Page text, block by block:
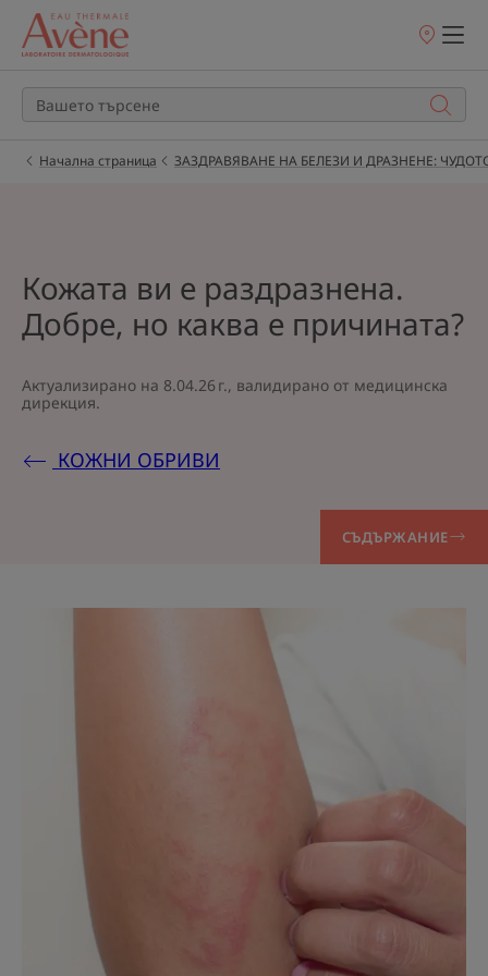
Точки
Начална страница ЗАЗДРАВЯВАНЕ НА БЕЛЕЗИ И ДРАЗНЕНЕ:
Кожата ви е раздразнена.
Добре, но каква е причината?
Актуализирано на 8.04.26 г., валидирано от медицинска
дирекция.
КОЖНИ ОБРИВИ
СЪДЪРЖАНИЕ